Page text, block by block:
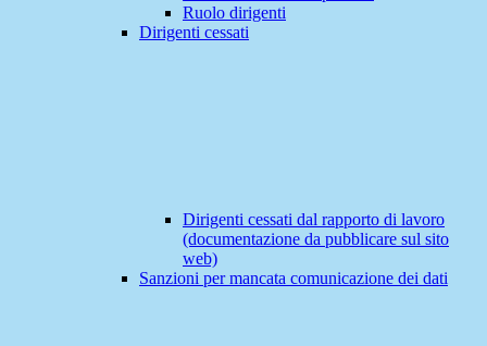
Ruolo dirigenti
Dirigenti cessati
Dirigenti cessati dal rapporto di lavoro
(documentazione da pubblicare sul sito
web)
Sanzioni per mancata comunicazione dei dati